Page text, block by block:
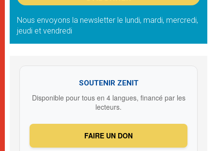
Nous envoyons la newsletter le lundi, mardi, mercredi,
jeudi et vendredi
SOUTENIR ZENIT
Disponible pour tous en 4 langues, financé par les
lecteurs.
FAIRE UN DON